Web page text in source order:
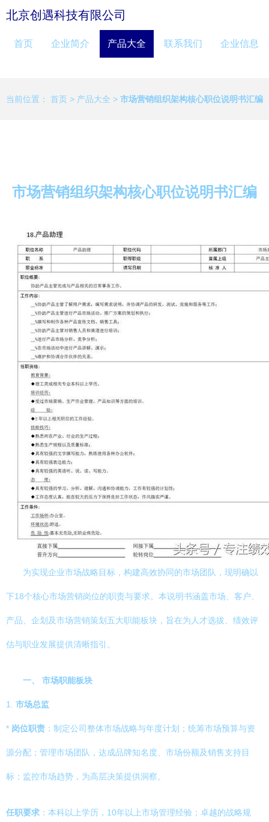
北京创遇科技有限公司
首页 企业简介 产品大全 联系我们 企业信息
当前位置： 首页 > 产品大全 > 市场营销组织架构核心职位说明书汇编
市场营销组织架构核心职位说明书汇编
为实现企业市场战略目标，构建高效协同的市场团队，现明确以
下18个核心市场营销岗位的职责与要求。本说明书涵盖市场、客户、
产品、企划及市场营销策划五大职能板块，旨在为人才选拔、绩效评
估与职业发展提供清晰指引。
一、 市场职能板块
1. 市场总监
* 岗位职责 ：制定公司整体市场战略与年度计划；统筹市场预算与资
源分配；管理市场团队，达成品牌知名度、市场份额及销售支持目
标；监控市场趋势，为高层决策提供洞察。
任职要求 ：本科以上学历，10年以上市场管理经验；卓越的战略规